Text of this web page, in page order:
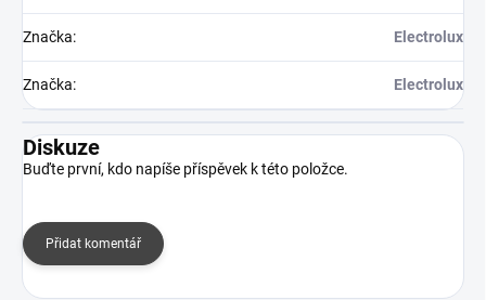
Značka: Electrolux
Značka: Electrolux
Diskuze
Buďte první, kdo napíše příspěvek k této položce.
Přidat komentář